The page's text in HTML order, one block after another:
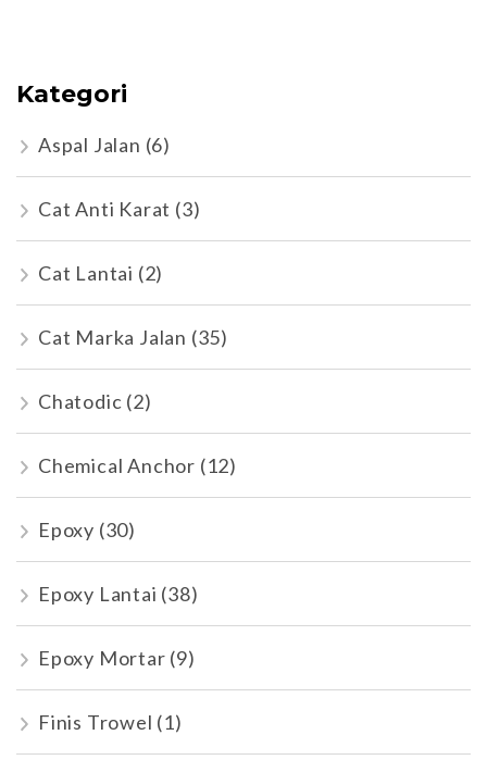
Kategori
Aspal Jalan (6)
Cat Anti Karat (3)
Cat Lantai (2)
Cat Marka Jalan (35)
Chatodic (2)
Chemical Anchor (12)
Epoxy (30)
Epoxy Lantai (38)
Epoxy Mortar (9)
Finis Trowel (1)